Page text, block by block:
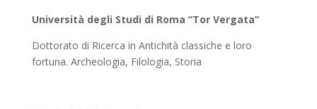
Università degli Studi di Roma “Tor Vergata”
Dottorato di Ricerca in Antichità classiche e loro
fortuna. Archeologia, Filologia, Storia